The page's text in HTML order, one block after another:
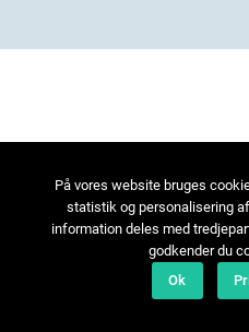
På vores website bruges
statistik og personalisering
information deles med
godkender du
Ok